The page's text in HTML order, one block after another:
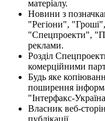
матеріалу.
Новини з
"Регіони",
"Спецпроекти",
реклами.
Розділ
комерційними
Будь яке
поширення
"Інтерфакс-
Власник веб-
публікації.